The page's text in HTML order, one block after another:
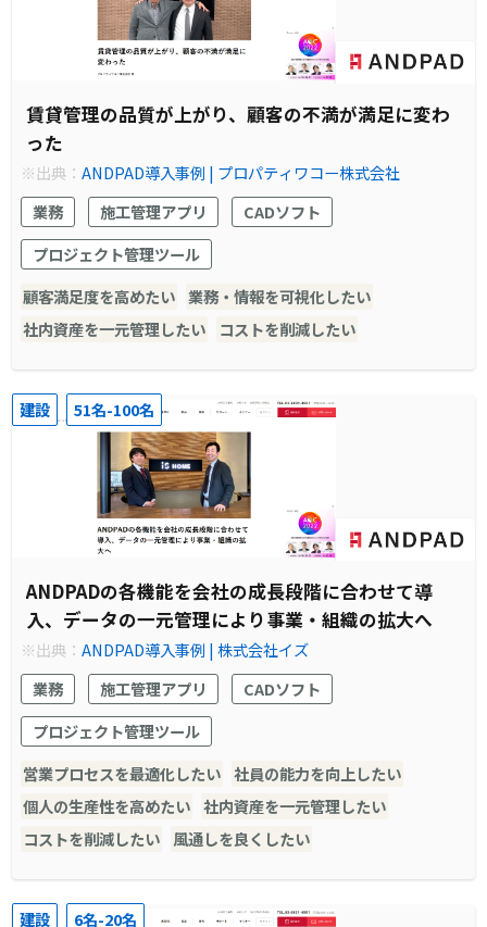
賃貸管理の品質が上がり、顧客の不満が満足に変わ
った
※出典：ANDPAD導入事例 | プロパティワコー株式会社
業務
施工管理アプリ
CADソフト
プロジェクト管理ツール
顧客満足度を高めたい 業務・情報を可視化したい
社内資産を一元管理したい
コストを削減したい
建設 51名-100名
ANDPADの各機能を会社の成長段階に合わせて導
入、データの一元管理により事業・組織の拡大へ
※出典：ANDPAD導入事例 | 株式会社イズ
業務
施工管理アプリ
CADソフト
プロジェクト管理ツール
営業プロセスを最適化したい 社員の能力を向上したい
個人の生産性を高めたい 社内資産を一元管理したい
コストを削減したい
風通しを良くしたい
建設 6名-20名